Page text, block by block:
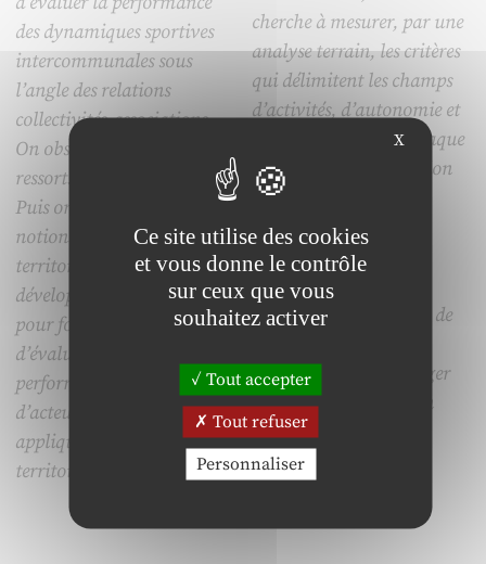
des dynamiques sportives
intercommunales sous
l’angle des relations
collectivités-associations.
On observe d’abord les
ressorts de ces dynamiques.
Puis on introduit les
notions de performance
territoriale et de
développement territorial
pour formaliser un modèle
d’évaluation des
performances de systèmes
d’acteurs locaux. Enfin, on
applique ce modèle à trois
territoires d’Ille-et-Vilaine.
cherche à mesurer, par une
analyse terrain, les critères
qui délimitent les champs
d’activités, d’autonomie et
de responsabilité de chaque
partie prenante (fonction
ressources humaines et
managers) dans les
processus ressources
humaines. Ce travail
permet en conséquence de
compétences du manager
pour une collaboration
efficace.
X
Ce site utilise des cookies
et vous donne le contrôle
sur ceux que vous
souhaitez activer
Tout accepter
Tout refuser
Personnaliser